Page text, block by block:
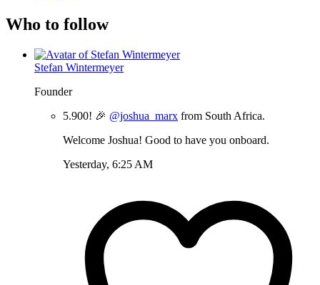
Who to follow
Stefan Wintermeyer
Founder
5.900! 🎉 @joshua_marx from South Africa.
Welcome Joshua! Good to have you onboard.
Yesterday, 6:25 AM